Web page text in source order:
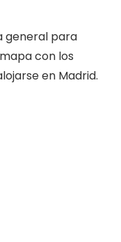
general para
con los
en Madrid.